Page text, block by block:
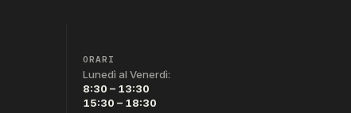
ORARI
Lunedì al Venerdì:
8:30 – 13:30
15:30 – 18:30